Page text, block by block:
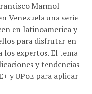
Marmol
Venezuela una serie
en latinoamerica y
para disfrutar en
los expertos. El tema
y tendencias
y UPoE para aplicar